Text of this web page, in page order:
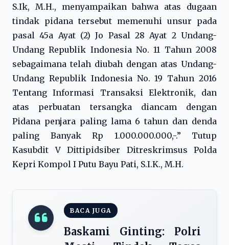
S.Ik, M.H., menyampaikan bahwa atas dugaan
tindak pidana tersebut memenuhi unsur pada
pasal 45a Ayat (2) Jo Pasal 28 Ayat 2 Undang-
Undang Republik Indonesia No. 11 Tahun 2008
sebagaimana telah diubah dengan atas Undang-
Undang Republik Indonesia No. 19 Tahun 2016
Tentang Informasi Transaksi Elektronik, dan
atas perbuatan tersangka diancam dengan
Pidana penjara paling lama 6 tahun dan denda
paling Banyak Rp 1.000.000.000,-.” Tutup
Kasubdit V Dittipidsiber Ditreskrimsus Polda
Kepri Kompol I Putu Bayu Pati, S.I.K., M.H.
BACA JUGA
Baskami Ginting: Polri